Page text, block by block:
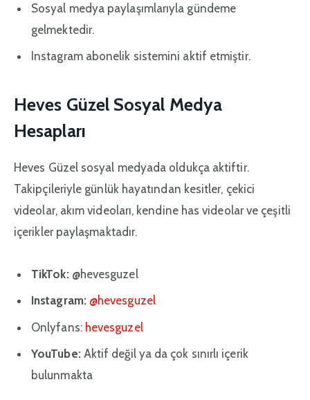
Sosyal medya paylaşımlarıyla gündeme
gelmektedir.
Instagram abonelik sistemini aktif etmiştir.
Heves Güzel Sosyal Medya
Hesapları
Heves Güzel sosyal medyada oldukça aktiftir.
Takipçileriyle günlük hayatından kesitler, çekici
videolar, akım videoları, kendine has videolar ve çeşitli
içerikler paylaşmaktadır.
TikTok:@hevesguzel
Instagram: @hevesguzel
Onlyfans: hevesguzel
YouTube:Aktif değil ya da çok sınırlı içerik
bulunmakta